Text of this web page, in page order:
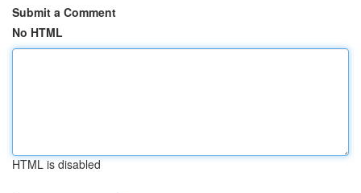
Submit a Comment
No HTML
HTML is disabled